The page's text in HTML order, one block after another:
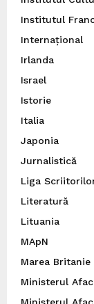
Institutul
Internațional
Irlanda
Israel
Istorie
Italia
Japonia
Jurnalistică
Liga
Literatură
Lituania
MApN
Marea Britanie
Ministerul